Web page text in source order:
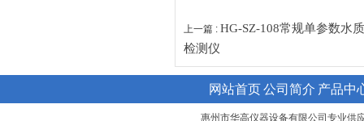
上一篇 : HG-SZ-108常规单参数水
检测仪
网站首页公司简介 产品中
惠州市华高仪器设备有限公司专业供